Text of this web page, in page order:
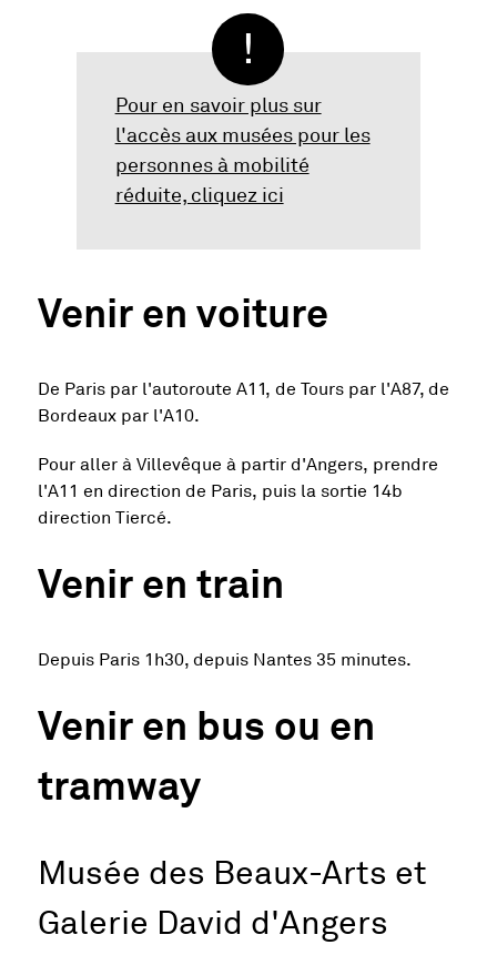
Pour en savoir plus sur
l'accès aux musées pour les
personnes à mobilité
réduite, cliquez ici
Venir en voiture
De Paris par l'autoroute A11, de Tours par l'A87, de
Bordeaux par l'A10.
Pour aller à Villevêque à partir d'Angers, prendre
l'A11 en direction de Paris, puis la sortie 14b
direction Tiercé.
Venir en train
Depuis Paris 1h30, depuis Nantes 35 minutes.
Venir en bus ou en
tramway
Musée des Beaux-Arts et
Galerie David d'Angers